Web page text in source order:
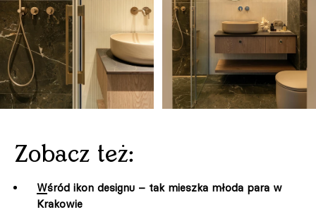
Zobacz też:
Wśród ikon designu – tak mieszka młoda para w
Krakowie